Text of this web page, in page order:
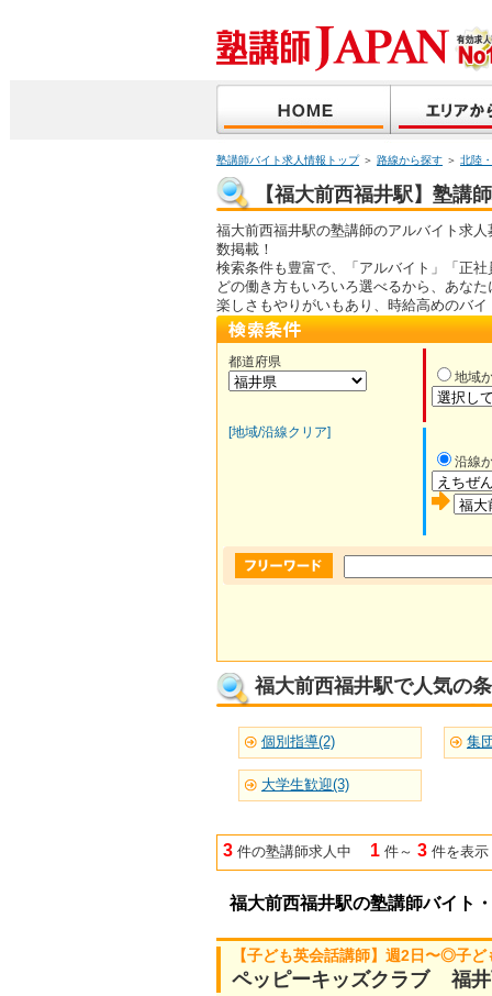
塾講師バイト求人情報トップ＞ 路線から探す ＞ 北陸
【福大前西福井駅】塾講
福大前西福井駅の塾講師のアルバイト求
数掲載！
検索条件も豊富で、「アルバイト」「正
どの働き方もいろいろ選べるから、あな
楽しさもやりがいもあり、時給高めのバ
都道府県
[地域/沿線クリア]
地域
沿線
福大前西福井駅で人気の
個別指導(2) 集
大学生歓迎(3)
3 件の塾講師求人中 1 件～ 3 件を表示
福大前西福井駅の塾講師バイト
【子ども英会話講師】週2日〜◎子
ペッピーキッズクラブ 福